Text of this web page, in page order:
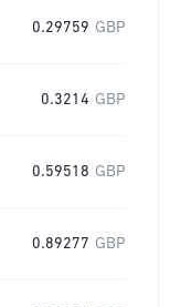
0.29759 GBP
0.3214 GBP
0.59518 GBP
0.89277 GBP